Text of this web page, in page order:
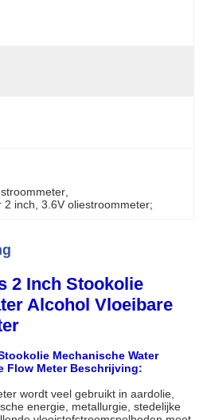
2 inch 3.6V oliestroommeter;
2 Inch Stookolie
Alcohol Vloeibare
Mechanische Water
Flow Meter Beschrijving:
wordt veel gebruikt in aardolie,
energie, metallurgie, stedelijke